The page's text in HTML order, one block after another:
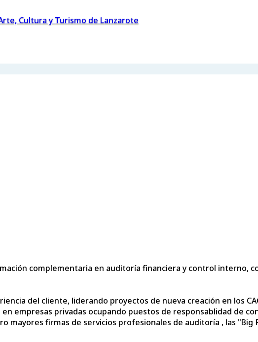
Cultura y Turismo de Lanzarote
complementaria en auditoría financiera y control interno,
del cliente, liderando proyectos de nueva creación en los
empresas privadas ocupando puestos de responsablidad de
mayores firmas de servicios profesionales de auditoría , las "Big